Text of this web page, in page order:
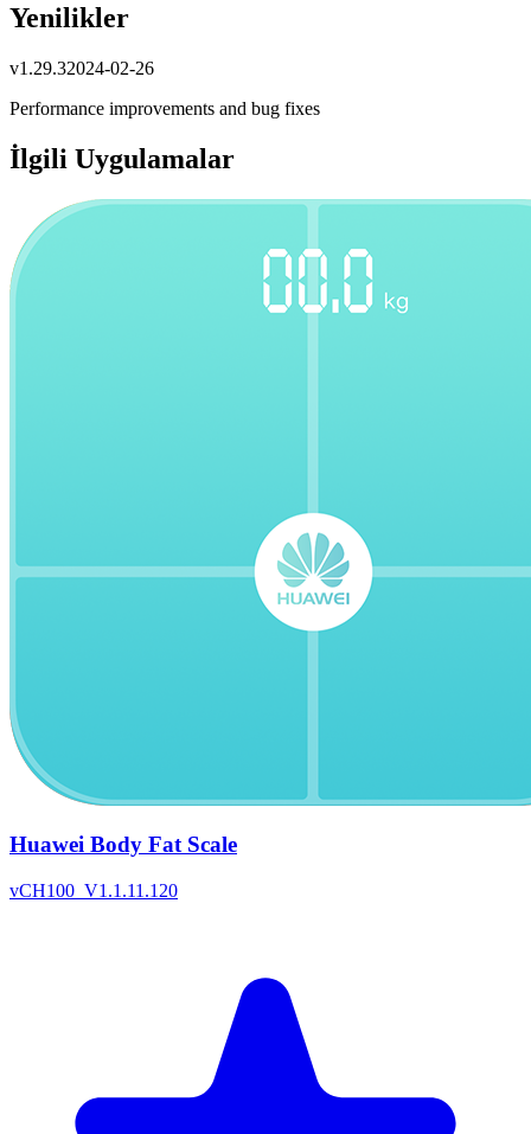
Yenilikler
v1.29.32024-02-26
Performance improvements and bug fixes
İlgili Uygulamalar
Huawei Body Fat Scale
vCH100_V1.1.11.120